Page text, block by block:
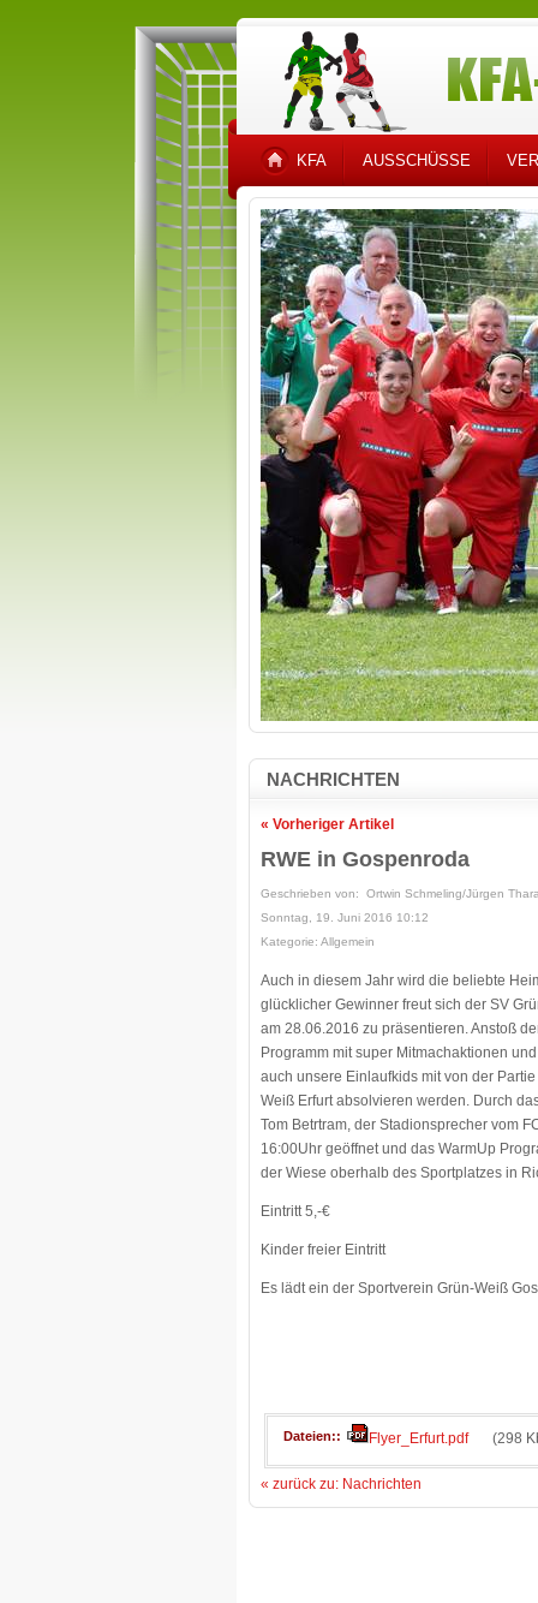
KFA AUSSCHÜSSE
NACHRICHTEN
« Vorheriger Artikel
RWE in Gospenroda
Geschrieben von: Ortwin Schmeling/Jürgen
Sonntag, 19. Juni 2016 10:12
Kategorie: Allgemein
Auch in diesem Jahr wird die beliebte
glücklicher Gewinner freut sich der SV
am 28.06.2016 zu präsentieren. Anstoß
Programm mit super Mitmachaktionen
auch unsere Einlaufkids mit von der
Weiß Erfurt absolvieren werden. Durch
Tom Betrtram, der Stadionsprecher vom
16:00Uhr geöffnet und das WarmUp
der Wiese oberhalb des Sportplatzes in
Eintritt 5,-€
Kinder freier Eintritt
Es lädt ein der Sportverein Grün-Weiß
Dateien: Flyer_Erfurt.pdf (298
« zurück zu: Nachrichten